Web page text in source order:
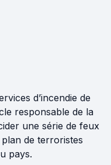
d’incendie de
responsable de la
une série de feux
de terroristes
pays.